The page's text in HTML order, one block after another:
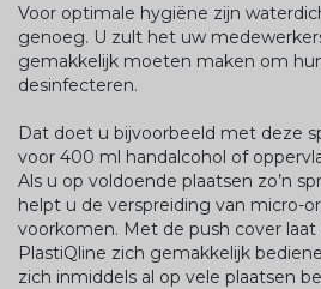
Voor optimale hygiëne zijn
genoeg. U zult het uw
gemakkelijk moeten maken om
desinfecteren.
Dat doet u bijvoorbeeld met deze
voor 400 ml handalcohol of
Als u op voldoende plaatsen zo’n
helpt u de verspreiding van micro-
voorkomen. Met de push cover laat
PlastiQline zich gemakkelijk
zich inmiddels al op vele plaatsen